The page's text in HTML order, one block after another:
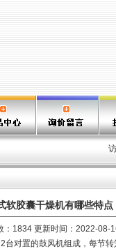
软胶囊干燥机有哪些特点
：1834 更新时间：2022-08-
对置的鼓风机组成，每节转